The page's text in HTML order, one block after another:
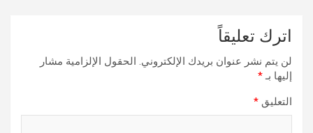
اترك تعليقاً
لن يتم نشر عنوان بريدك الإلكتروني. الحقول الإلزامية مشار
إليها بـ*
التعليق *